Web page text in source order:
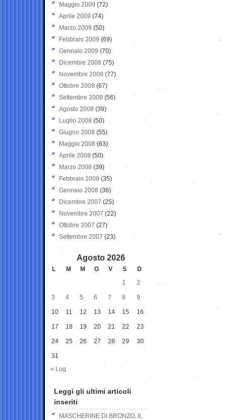
Maggio 2009 (72)
Aprile 2009 (74)
Marzo 2009 (50)
Febbraio 2009 (69)
Gennaio 2009 (70)
Dicembre 2008 (75)
Novembre 2008 (77)
Ottobre 2008 (67)
Settembre 2008 (56)
Agosto 2008 (39)
Luglio 2008 (50)
Giugno 2008 (55)
Maggio 2008(63)
Aprile 2008 (50)
Marzo 2008 (39)
Febbraio 2008 (35)
Gennaio 2008 (36)
Dicembre 2007 (25)
Novembre 2007 (22)
Ottobre 2007 (27)
Settembre 2007 (23)
Agosto 2026
L M M G V S
D
1
2
3 4 5 6 7 8 9
10 11 12 13 14 15 16
17 18 19 20 21 22 23
24 25 26 27 28 29 30
31
« Lug
Leggi gli ultimi articoli
inseriti
MASCHERINE DI BRONZO, IL